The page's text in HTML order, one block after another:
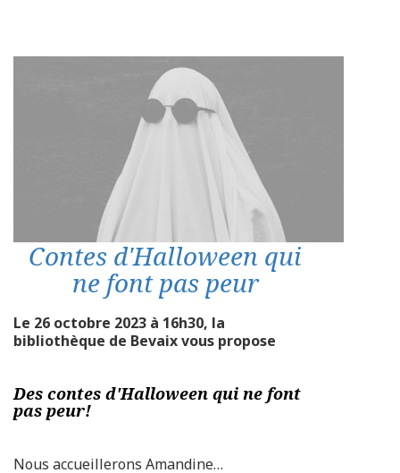
Contes d'Halloween qui
ne font pas peur
Le 26 octobre 2023 à 16h30, la
bibliothèque de Bevaix vous propose
Des contes d'Halloween qui ne font
pas peur!
Nous accueillerons Amandine…